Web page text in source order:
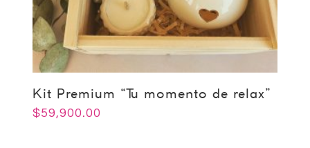
Kit Premium “Tu momento de relax”
$59,900.00